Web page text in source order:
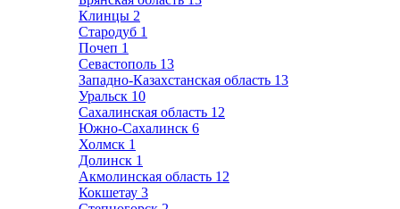
Клинцы 2
Стародуб 1
Почеп 1
Севастополь 13
Западно-Казахстанская область 13
Уральск 10
Сахалинская область 12
Южно-Сахалинск 6
Холмск 1
Долинск 1
Акмолинская область 12
Кокшетау 3